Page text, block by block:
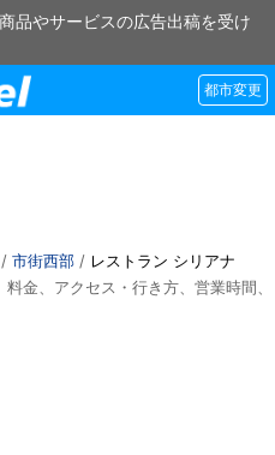
品やサービスの広告出稿を受け
都市変更
/ 市街西部 / レストラン シリアナ
金、アクセス・行き方、営業時間